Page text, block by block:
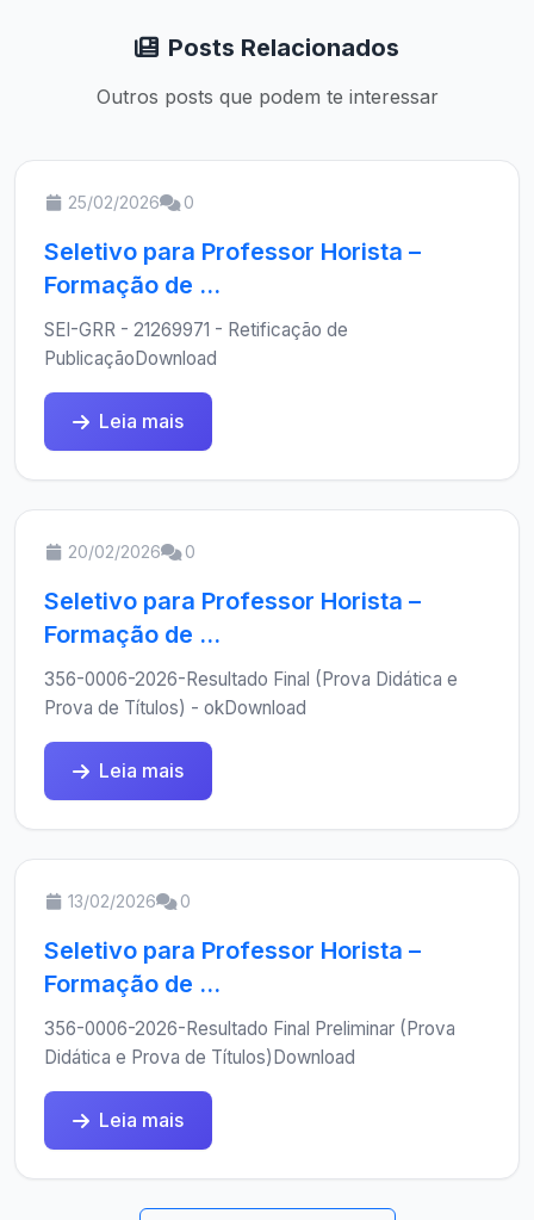
Posts Relacionados
Outros posts que podem te interessar
25/02/2026 0
Seletivo para Professor Horista –
Formação de ...
SEI-GRR - 21269971 - Retificação de
PublicaçãoDownload
Leia mais
20/02/2026 0
Seletivo para Professor Horista –
Formação de ...
356-0006-2026-Resultado Final (Prova Didática e
Prova de Títulos) - okDownload
Leia mais
13/02/2026 0
Seletivo para Professor Horista –
Formação de ...
356-0006-2026-Resultado Final Preliminar (Prova
Didática e Prova de Títulos)Download
Leia mais